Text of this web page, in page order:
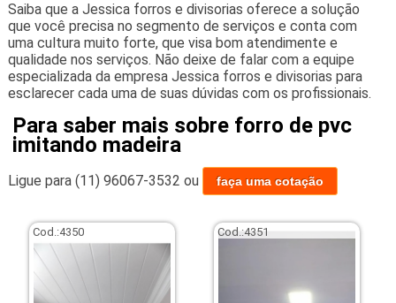
Saiba que a Jessica forros e divisorias oferece a solução
que você precisa no segmento de serviços e conta com
uma cultura muito forte, que visa bom atendimente e
qualidade nos serviços. Não deixe de falar com a equipe
especializada da empresa Jessica forros e divisorias para
esclarecer cada uma de suas dúvidas com os profissionais.
Para saber mais sobre forro de pvc
imitando madeira
Ligue para (11) 96067-3532 ou faça uma cotação
Cod.:4350 Cod.:4351